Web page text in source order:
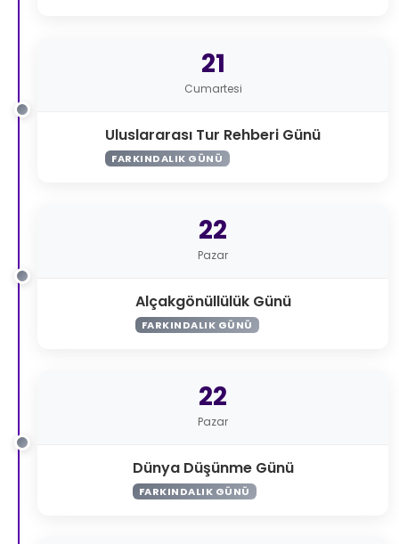
21
Cumartesi
Uluslararası Tur Rehberi Günü
FARKINDALIK GÜNÜ
22
Pazar
Alçakgönüllülük Günü
FARKINDALIK GÜNÜ
22
Pazar
Dünya Düşünme Günü
FARKINDALIK GÜNÜ